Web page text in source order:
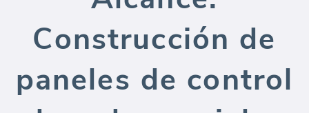
Construcción de
paneles de control